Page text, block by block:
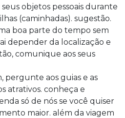
objetos pessoais durante
(caminhadas). sugestão.
boa parte do tempo sem
depender da localização e
comunique aos seus
pergunte aos guias e as
atrativos. conheça e
só de nós se você quiser
maior. além da viagem